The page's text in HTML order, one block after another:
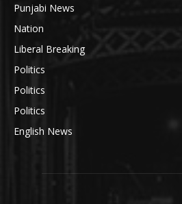
Punjabi News
Nation
Liberal Breaking
Politics
Politics
Politics
English News